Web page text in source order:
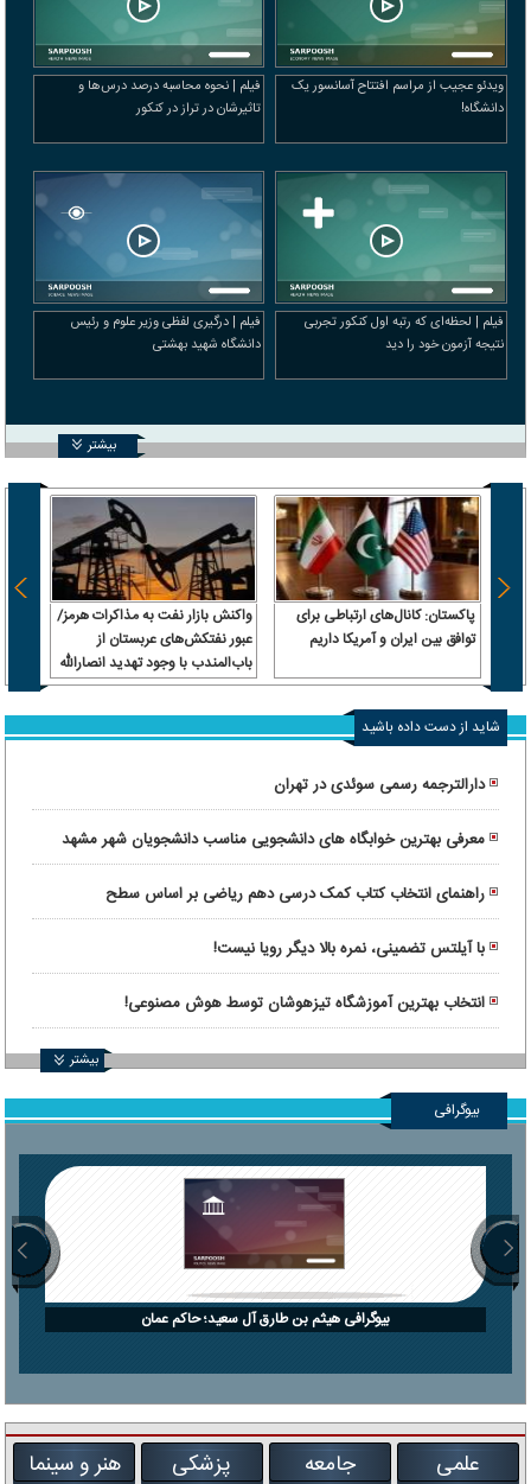
ویدئو عجیب از مراسم افتتاح آسانسور یک
دانشگاه!
فیلم | نحوه محاسبه درصد درس‌ها و
تاثیرشان در تراز در کنکور
فیلم | لحظه‌ای که رتبه اول کنکور تجربی
نتیجه آزمون خود را دید
فیلم | درگیری لفظی وزیر علوم و رئیس
دانشگاه شهید بهشتی
بیشتر
پاکستان: کانال‌های ارتباطی برای
توافق بین ایران و آمریکا داریم
واکنش بازار نفت به مذاکرات هرمز/
عبور نفتکش‌های عربستان از
باب‌المندب با وجود تهدید انصارالله
شاید از دست داده باشید
دارالترجمه رسمی سوئدی در تهران
معرفی بهترین خوابگاه های دانشجویی مناسب دانشجویان شهر مشهد
راهنمای انتخاب کتاب کمک درسی دهم ریاضی بر اساس سطح
یادگیری دانش‌آموز
با آیلتس تضمینی، نمره بالا دیگر رویا نیست!
انتخاب بهترین آموزشگاه تیزهوشان توسط هوش مصنوعی!
بیشتر
بیوگرافی
بیوگرافی هیثم بن طارق آل سعید؛ حاکم عمان
علمی جامعه پزشکی هنر و سینما